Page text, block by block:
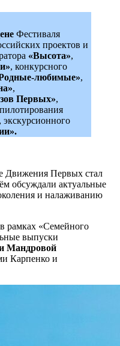
Фестиваля
проектов и
«Высота»,
, конкурсного
любимые»,
,
Первых»,
, экскурсионного
Движения Первых стал
обсуждали актуальные
и налаживанию
в рамках «Семейного
выпуски
Мандровой
Карпенко и